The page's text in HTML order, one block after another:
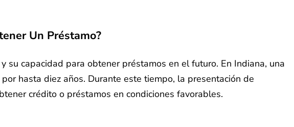
Un Préstamo?
capacidad para obtener préstamos en el futuro. En Indiana, una
hasta diez años. Durante este tiempo, la presentación de
crédito o préstamos en condiciones favorables.